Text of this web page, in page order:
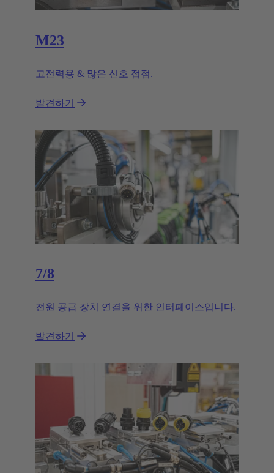
M23
고전력용 & 많은 신호 접점.
발견하기
7/8
전원 공급 장치 연결을 위한 인터페이스입니다.
발견하기